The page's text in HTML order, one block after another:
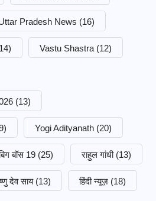
Pradesh News (16)
Vastu Shastra (12)
(13)
Yogi Adityanath (20)
बॉस 19 (25) राहुल गांधी (13)
देव साय (13) हिंदी न्यूज़ (18)